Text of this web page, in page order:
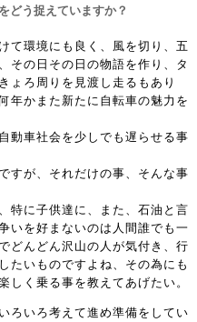
どう捉えていますか？
て環境にも良く、風を切り、五
その日その日の物語を作り、タ
ょろ周りを見渡し走るもあり
年かまた新たに自転車の魅力を
動車社会を少しでも遅らせる事
すが、それだけの事、そんな事
特に子供達に、また、石油と言
いを好まないのは人間誰でも一
どんどん沢山の人が気付き、行
たいものですよね、その為にも
しく乗る事を教えてあげたい。
ろいろ考えて進め準備をしてい